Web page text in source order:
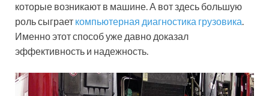
которые возникают в машине. А вот здесь большую
роль сыграет компьютерная диагностика грузовика.
Именно этот способ уже давно доказал
эффективность и надежность.